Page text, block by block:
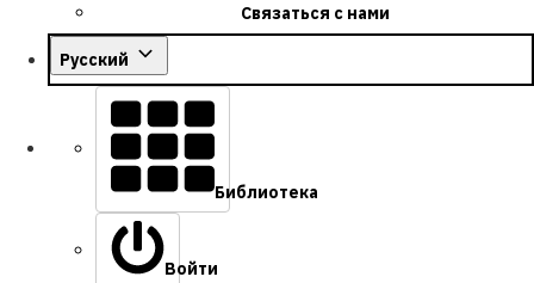
Связаться с нами
Русский
Библиотека
Войти